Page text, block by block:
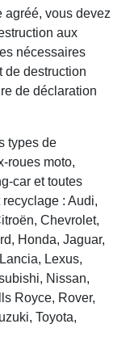
agréé, vous devez
aux
nécessaires
de destruction
de déclaration
types de
roues moto,
car et toutes
: Audi,
Chevrolet,
Honda, Jaguar,
Lexus,
Nissan,
Royce, Rover,
Toyota,